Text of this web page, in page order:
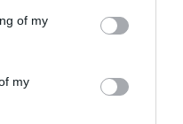
You may click to
its third-party tags to
in below Google
of my
my
πρόγραμμα